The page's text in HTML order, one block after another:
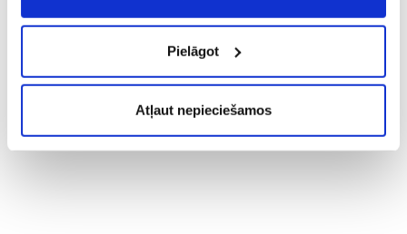
Pielāgot
Atļaut nepieciešamos